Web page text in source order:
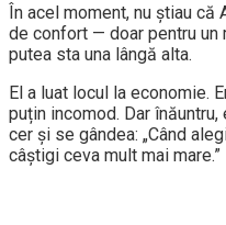
În acel moment, nu știau că
de confort — doar pentru
putea sta una lângă alta.
El a luat locul la economie.
puțin incomod. Dar
cer și se gândea: „Când
câștigi ceva mult mai mare.”